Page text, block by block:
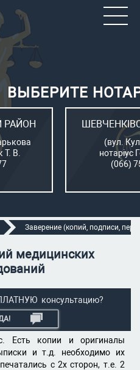
ВЫБЕРИТЕ
Т. В.
(вул.
нотаріус
(066)
Заверение (копий, подписи,
медицинских
консультацию?
Есть копии и оригиналы
и т.д. необходимо их
с 2х сторон, т.е. 2